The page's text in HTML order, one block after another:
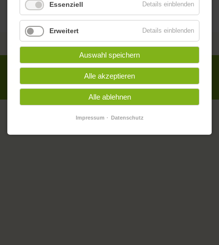
Alle Inhalte ©oskar.|Impressum|Datenschutz
Privatsphäre-Einstellungen ändern
Essenziell Details einblenden
Erweitert Details einblenden
Auswahl speichern
Alle akzeptieren
Alle ablehnen
Impressum Datenschutz